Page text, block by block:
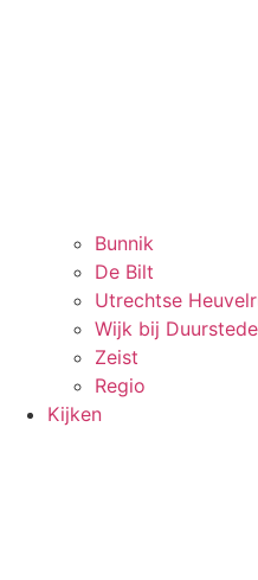
Bunnik
De Bilt
Utrechtse
Wijk bij Duurstede
Zeist
Regio
Kijken